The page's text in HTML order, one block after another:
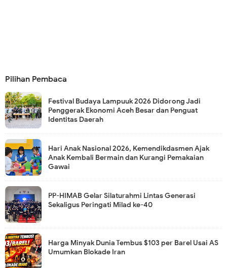
Pilihan Pembaca
Festival Budaya Lampuuk 2026 Didorong Jadi
Penggerak Ekonomi Aceh Besar dan Penguat
Identitas Daerah
Hari Anak Nasional 2026, Kemendikdasmen Ajak
Anak Kembali Bermain dan Kurangi Pemakaian
Gawai
PP-HIMAB Gelar Silaturahmi Lintas Generasi
Sekaligus Peringati Milad ke-40
Harga Minyak Dunia Tembus $103 per Barel Usai AS
Umumkan Blokade Iran